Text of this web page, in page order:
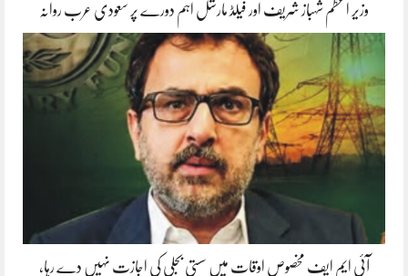
وزیر اعظم شہباز شریف اور فیلڈ مارشل اہم دورے پر سعودی عرب روانہ
آئی ایم ایف مخصوص اوقات میں سستی بجلی کی اجازت نہیں دے رہا،